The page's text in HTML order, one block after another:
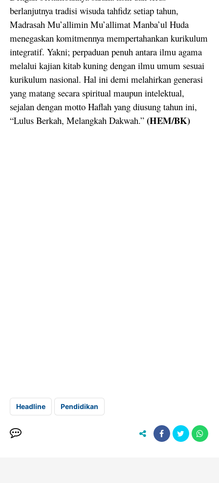
berlanjutnya tradisi wisuda tahfidz setiap tahun,
Madrasah Mu’allimin Mu’allimat Manba’ul Huda
menegaskan komitmennya mempertahankan kurikulum
integratif. Yakni; perpaduan penuh antara ilmu agama
melalui kajian kitab kuning dengan ilmu umum sesuai
kurikulum nasional. Hal ini demi melahirkan generasi
yang matang secara spiritual maupun intelektual,
sejalan dengan motto Haflah yang diusung tahun ini,
“Lulus Berkah, Melangkah Dakwah.” (HEM/BK)
Headline Pendidikan